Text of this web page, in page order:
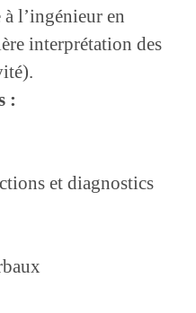
l’ingénieur en
interprétation des
:
et diagnostics